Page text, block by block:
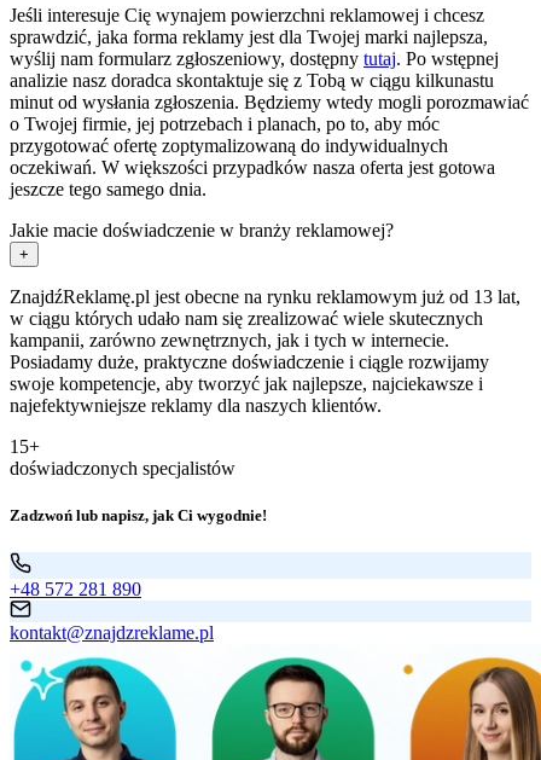
Jeśli interesuje Cię wynajem powierzchni reklamowej i chcesz
sprawdzić, jaka forma reklamy jest dla Twojej marki najlepsza,
wyślij nam formularz zgłoszeniowy, dostępny tutaj. Po wstępnej
analizie nasz doradca skontaktuje się z Tobą w ciągu kilkunastu
minut od wysłania zgłoszenia. Będziemy wtedy mogli porozmawiać
o Twojej firmie, jej potrzebach i planach, po to, aby móc
przygotować ofertę zoptymalizowaną do indywidualnych
oczekiwań. W większości przypadków nasza oferta jest gotowa
jeszcze tego samego dnia.
Jakie macie doświadczenie w branży reklamowej?
+
ZnajdźReklamę.pl jest obecne na rynku reklamowym już od 13 lat,
w ciągu których udało nam się zrealizować wiele skutecznych
kampanii, zarówno zewnętrznych, jak i tych w internecie.
Posiadamy duże, praktyczne doświadczenie i ciągle rozwijamy
swoje kompetencje, aby tworzyć jak najlepsze, najciekawsze i
najefektywniejsze reklamy dla naszych klientów.
15+
doświadczonych specjalistów
Zadzwoń lub napisz, jak Ci wygodnie!
+48 572 281 890
kontakt@znajdzreklame.pl